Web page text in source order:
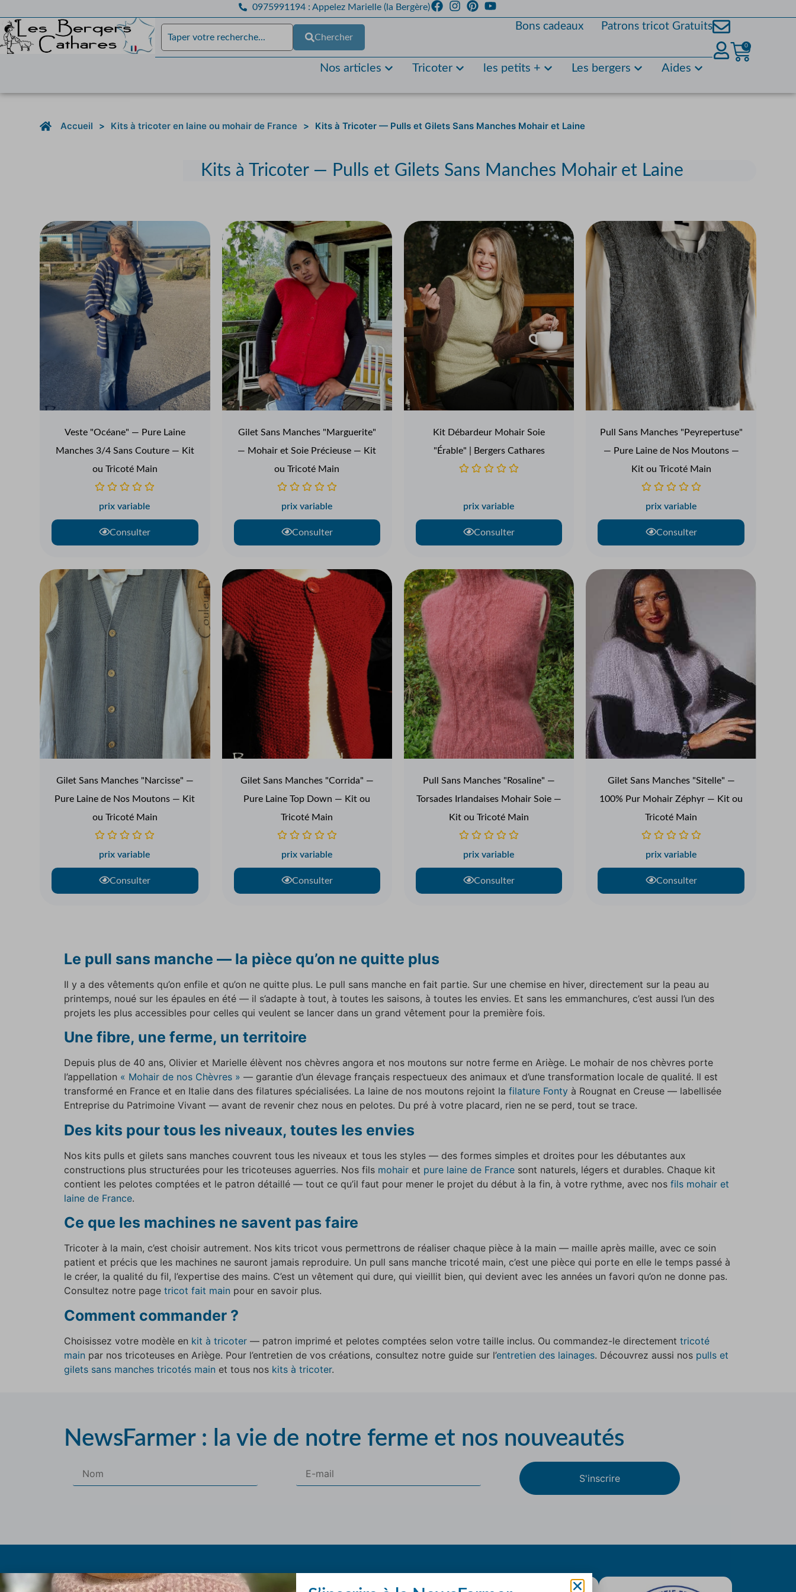
0975991194 : Appelez Marielle (la Bergère)
Chercher
Bons cadeaux Patrons tricot Gratuits
Nos articles Tricoter les petits + Les bergers Aides
0
Accueil > Kits à tricoter en laine ou mohair de France > Kits à Tricoter — Pulls et Gilets Sans Manches Mohair et Laine
Kits à Tricoter — Pulls et Gilets Sans Manches Mohair et Laine
Veste "Océane" — Pure Laine
Manches 3/4 Sans Couture — Kit
ou Tricoté Main
prix variable
Consulter
Gilet Sans Manches "Marguerite"
— Mohair et Soie Précieuse — Kit
ou Tricoté Main
prix variable
Consulter
Kit Débardeur Mohair Soie
"Érable" | Bergers Cathares
prix variable
Consulter
Pull Sans Manches "Peyrepertuse"
— Pure Laine de Nos Moutons —
Kit ou Tricoté Main
prix variable
Consulter
Gilet Sans Manches "Narcisse" —
Pure Laine de Nos Moutons — Kit
ou Tricoté Main
prix variable
Consulter
Gilet Sans Manches "Corrida" —
Pure Laine Top Down — Kit ou
Tricoté Main
prix variable
Consulter
Pull Sans Manches "Rosaline" —
Torsades Irlandaises Mohair Soie —
Kit ou Tricoté Main
prix variable
Consulter
Gilet Sans Manches "Sitelle" —
100% Pur Mohair Zéphyr — Kit ou
Tricoté Main
prix variable
Consulter
Le pull sans manche — la pièce qu’on ne quitte plus
Il y a des vêtements qu’on enfile et qu’on ne quitte plus. Le pull sans manche en fait partie. Sur une chemise en hiver, directement sur la peau au
printemps, noué sur les épaules en été — il s’adapte à tout, à toutes les saisons, à toutes les envies. Et sans les emmanchures, c’est aussi l’un des
projets les plus accessibles pour celles qui veulent se lancer dans un grand vêtement pour la première fois.
Une fibre, une ferme, un territoire
Depuis plus de 40 ans, Olivier et Marielle élèvent nos chèvres angora et nos moutons sur notre ferme en Ariège. Le mohair de nos chèvres porte
l’appellation « Mohair de nos Chèvres » — garantie d’un élevage français respectueux des animaux et d’une transformation locale de qualité. Il est
transformé en France et en Italie dans des filatures spécialisées. La laine de nos moutons rejoint la filature Fontyà Rougnat en Creuse — labellisée
Entreprise du Patrimoine Vivant — avant de revenir chez nous en pelotes. Du pré à votre placard, rien ne se perd, tout se trace.
Des kits pour tous les niveaux, toutes les envies
Nos kits pulls et gilets sans manches couvrent tous les niveaux et tous les styles — des formes simples et droites pour les débutantes aux
constructions plus structurées pour les tricoteuses aguerries. Nos fils mohairet pure laine de Francesont naturels, légers et durables. Chaque kit
contient les pelotes comptées et le patron détaillé — tout ce qu’il faut pour mener le projet du début à la fin, à votre rythme, avec nos fils mohair et
laine de France.
Ce que les machines ne savent pas faire
Tricoter à la main, c’est choisir autrement. Nos kits tricot vous permettrons de réaliser chaque pièce à la main — maille après maille, avec ce soin
patient et précis que les machines ne sauront jamais reproduire. Un pull sans manche tricoté main, c’est une pièce qui porte en elle le temps passé à
le créer, la qualité du fil, l’expertise des mains. C’est un vêtement qui dure, qui vieillit bien, qui devient avec les années un favori qu’on ne donne pas.
Consultez notre page tricot fait main pour en savoir plus.
Comment commander ?
Choisissez votre modèle en kit à tricoter— patron imprimé et pelotes comptées selon votre taille inclus. Ou commandez-le directement tricoté
main par nos tricoteuses en Ariège. Pour l’entretien de vos créations, consultez notre guide sur l’entretien des lainages. Découvrez aussi nos pulls et
gilets sans manches tricotés main et tous nos kits à tricoter.
NewsFarmer : la vie de notre ferme et nos nouveautés
S'inscrire
Les petits + Infos